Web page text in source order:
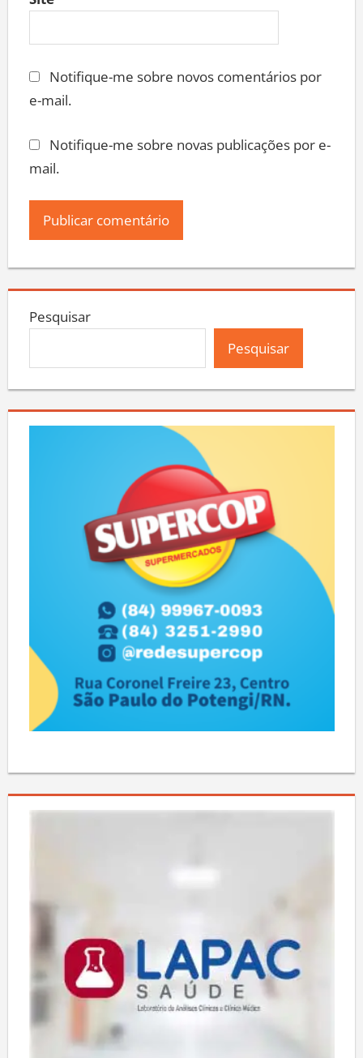
Notifique-me sobre novos comentários por
e-mail.
Notifique-me sobre novas publicações por e-
mail.
Pesquisar
Pesquisar